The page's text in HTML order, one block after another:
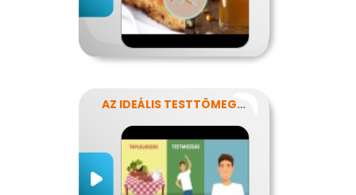
AZ IDEÁLIS TESTTÖMEG TITKAI